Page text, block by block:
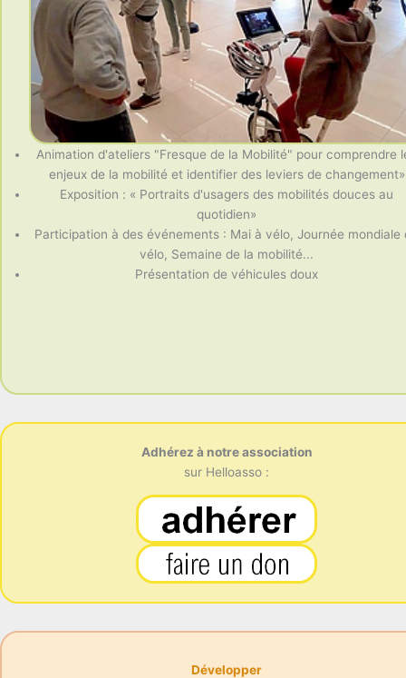
Animation d'ateliers "Fresque de la Mobilité" pour comprendre
enjeux de la mobilité et identifier des leviers de changement»
Exposition : « Portraits d'usagers des mobilités douces au
quotidien»
Participation à des événements : Mai à vélo, Journée mondiale
vélo, Semaine de la mobilité...
Présentation de véhicules doux
Adhérez à notre association
sur Helloasso :
Développer